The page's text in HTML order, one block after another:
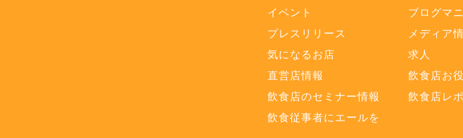
イベント
ブログマ
プレスリリース
メディア
気になるお店
求人
直営店情報
飲食店お
飲食店のセミナー情報
飲食店レ
飲食従事者にエールを